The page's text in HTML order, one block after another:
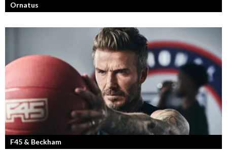
Ornatus
En av svergies mest talangfyllda tatuerare. Läs om hans historia och
F45 & Beckham